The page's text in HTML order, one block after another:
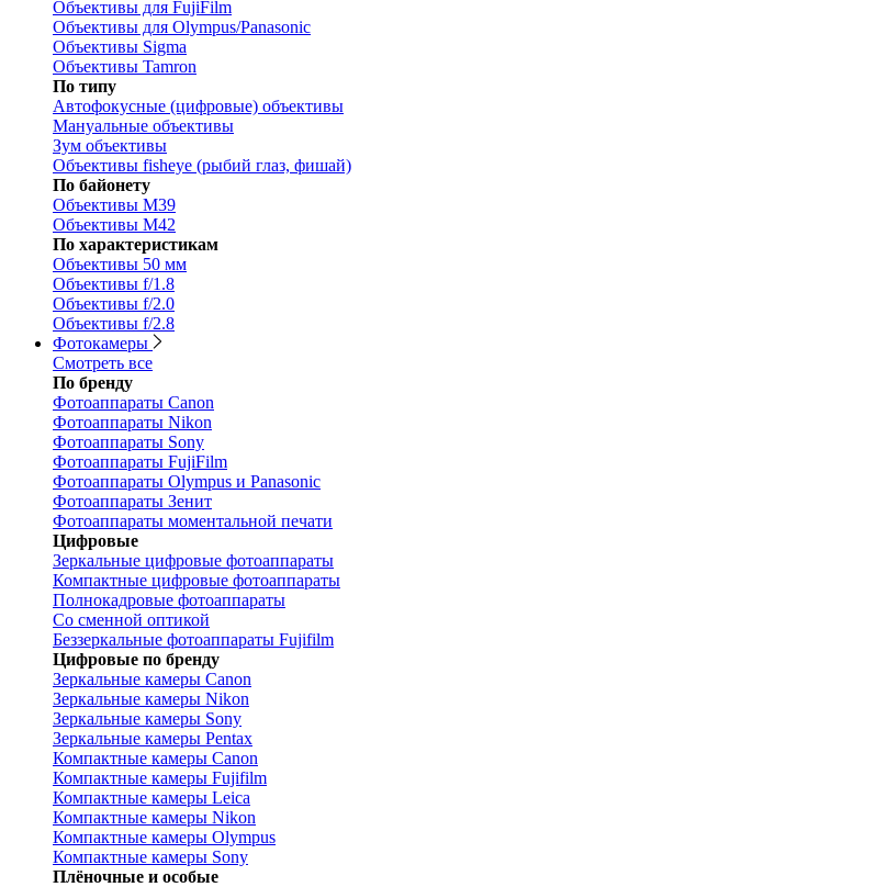
Объективы для FujiFilm
Объективы для Olympus/Panasonic
Объективы Sigma
Объективы Tamron
По типу
Автофокусные (цифровые) объективы
Мануальные объективы
Зум объективы
Объективы fisheye (рыбий глаз, фишай)
По байонету
Объективы M39
Объективы M42
По характеристикам
Объективы 50 мм
Объективы f/1.8
Объективы f/2.0
Объективы f/2.8
Фотокамеры
Смотреть все
По бренду
Фотоаппараты Canon
Фотоаппараты Nikon
Фотоаппараты Sony
Фотоаппараты FujiFilm
Фотоаппараты Olympus и Panasonic
Фотоаппараты Зенит
Фотоаппараты моментальной печати
Цифровые
Зеркальные цифровые фотоаппараты
Компактные цифровые фотоаппараты
Полнокадровые фотоаппараты
Со сменной оптикой
Беззеркальные фотоаппараты Fujifilm
Цифровые по бренду
Зеркальные камеры Canon
Зеркальные камеры Nikon
Зеркальные камеры Sony
Зеркальные камеры Pentax
Компактные камеры Canon
Компактные камеры Fujifilm
Компактные камеры Leica
Компактные камеры Nikon
Компактные камеры Olympus
Компактные камеры Sony
Плёночные и особые